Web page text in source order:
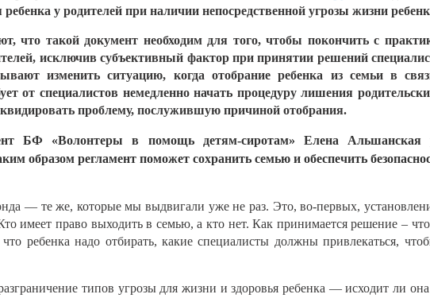
ребенка у родителей при наличии непосредственной угрозы жизни
что такой документ необходим для того, чтобы покончить с
исключив субъективный фактор при принятии решений
изменить ситуацию, когда отобрание ребенка из семьи в
от специалистов немедленно начать процедуру лишения
проблему, послужившую причиной отобрания.
БФ «Волонтеры в помощь детям-сиротам» Елена Альшанская
образом регламент поможет сохранить семью и обеспечить
— те же, которые мы выдвигали уже не раз. Это, во-первых,
имеет право выходить в семью, а кто нет. Как принимается решение –
что ребенка надо отбирать, какие специалисты должны привлекаться,
типов угрозы для жизни и здоровья ребенка — исходит ли